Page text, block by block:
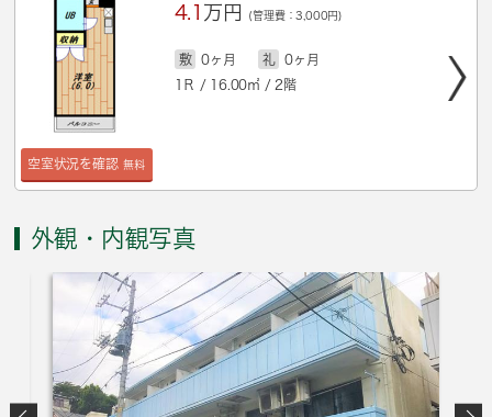
空室状況を確認 無料
4.1 万円 (管理費：3,000円)
敷 0ヶ月 礼
0ヶ月
1Ｒ / 16.00㎡ / 2階
外観・内観写真